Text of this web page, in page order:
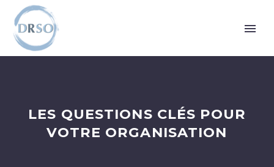
LES QUESTIONS CLÉS POUR
VOTRE ORGANISATION